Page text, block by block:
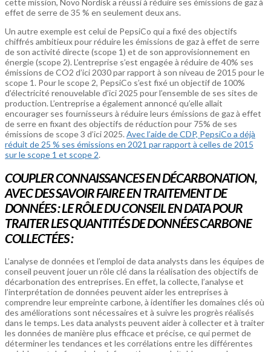
effet de serre de 35 % en seulement deux ans.
Un autre exemple est celui de PepsiCo qui a fixé des objectifs
chiffrés ambitieux pour réduire les émissions de gaz à effet de serre
de son activité directe (scope 1) et de son approvisionnement en
énergie (scope 2). L’entreprise s’est engagée à réduire de 40% ses
émissions de CO2 d’ici 2030 par rapport à son niveau de 2015 pour le
scope 1. Pour le scope 2, PepsiCo s’est fixé un objectif de 100%
d’électricité renouvelable d’ici 2025 pour l’ensemble de ses sites de
production. L’entreprise a également annoncé qu’elle allait
encourager ses fournisseurs à réduire leurs émissions de gaz à effet
de serre en fixant des objectifs de réduction pour 75% de ses
émissions de scope 3 d’ici 2025. Avec l’aide de CDP, PepsiCo a déjà
réduit de 25 % ses émissions en 2021 par rapport à celles de 2015
sur le scope 1 et scope 2.
COUPLER CONNAISSANCES EN DÉCARBONATION,
AVEC DES SAVOIR FAIRE EN TRAITEMENT DE
DONNÉES : LE RÔLE DU CONSEIL EN DATA POUR
TRAITER LES QUANTITÉS DE DONNÉES CARBONE
COLLECTÉES :
L’analyse de données et l’emploi de data analysts dans les équipes de
conseil peuvent jouer un rôle clé dans la réalisation des objectifs de
décarbonation des entreprises. En effet, la collecte, l’analyse et
l’interprétation de données peuvent aider les entreprises à
comprendre leur empreinte carbone, à identifier les domaines clés où
des améliorations sont nécessaires et à suivre les progrès réalisés
dans le temps. Les data analysts peuvent aider à collecter et à traiter
les données de manière plus efficace et précise, ce qui permet de
déterminer les tendances et les corrélations entre les différentes